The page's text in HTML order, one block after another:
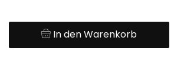
In den Warenkorb